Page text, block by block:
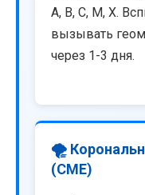
A, B, C, M, X.
вызывать
через 1-3 дня.
🌪️
(CME)